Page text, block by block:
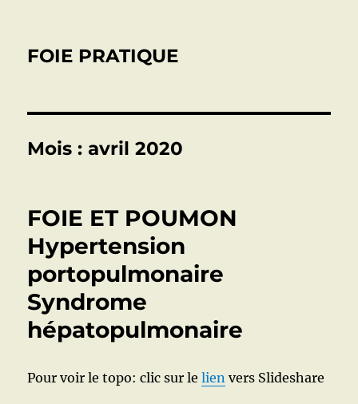
FOIE PRATIQUE
Mois :avril 2020
FOIE ET POUMON
Hypertension
portopulmonaire
Syndrome
hépatopulmonaire
Pour voir le topo: clic sur lelien vers Slideshare